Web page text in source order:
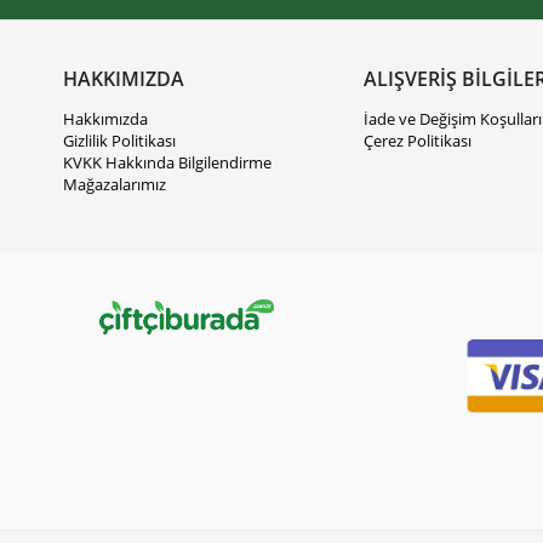
HAKKIMIZDA
Hakkımızda
Gizlilik Politikası
KVKK Hakkında Bilgilendirme
Mağazalarımız
ALIŞVERİŞ
İade ve Değişim Koşulları
Çerez Politikası